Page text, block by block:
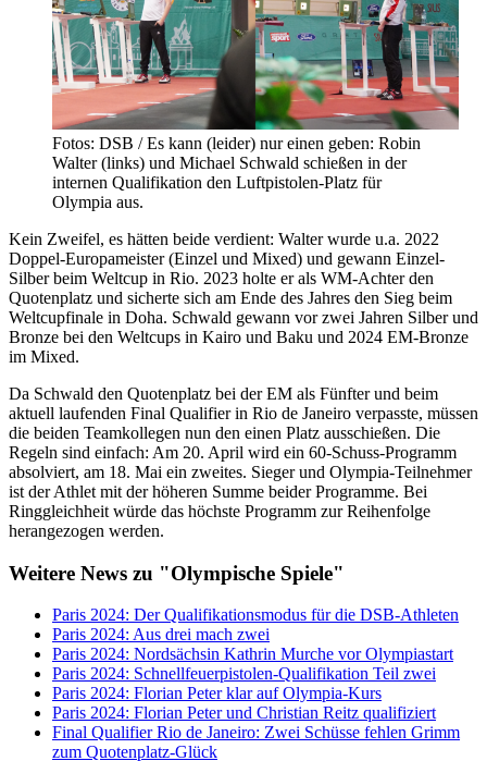
Fotos: DSB / Es kann (leider) nur einen geben: Robin
Walter (links) und Michael Schwald schießen in der
internen Qualifikation den Luftpistolen-Platz für
Olympia aus.
Kein Zweifel, es hätten beide verdient: Walter wurde u.a. 2022
Doppel-Europameister (Einzel und Mixed) und gewann Einzel-
Silber beim Weltcup in Rio. 2023 holte er als WM-Achter den
Quotenplatz und sicherte sich am Ende des Jahres den Sieg beim
Weltcupfinale in Doha. Schwald gewann vor zwei Jahren Silber und
Bronze bei den Weltcups in Kairo und Baku und 2024 EM-Bronze
im Mixed.
Da Schwald den Quotenplatz bei der EM als Fünfter und beim
aktuell laufenden Final Qualifier in Rio de Janeiro verpasste, müssen
die beiden Teamkollegen nun den einen Platz ausschießen. Die
Regeln sind einfach: Am 20. April wird ein 60-Schuss-Programm
absolviert, am 18. Mai ein zweites. Sieger und Olympia-Teilnehmer
ist der Athlet mit der höheren Summe beider Programme. Bei
Ringgleichheit würde das höchste Programm zur Reihenfolge
herangezogen werden.
Weitere News zu "Olympische Spiele"
Paris 2024: Der Qualifikationsmodus für die DSB-Athleten
Paris 2024: Aus drei mach zwei
Paris 2024: Nordsächsin Kathrin Murche vor Olympiastart
Paris 2024: Schnellfeuerpistolen-Qualifikation Teil zwei
Paris 2024: Florian Peter klar auf Olympia-Kurs
Paris 2024: Florian Peter und Christian Reitz qualifiziert
Final Qualifier Rio de Janeiro: Zwei Schüsse fehlen Grimm
zum Quotenplatz-Glück